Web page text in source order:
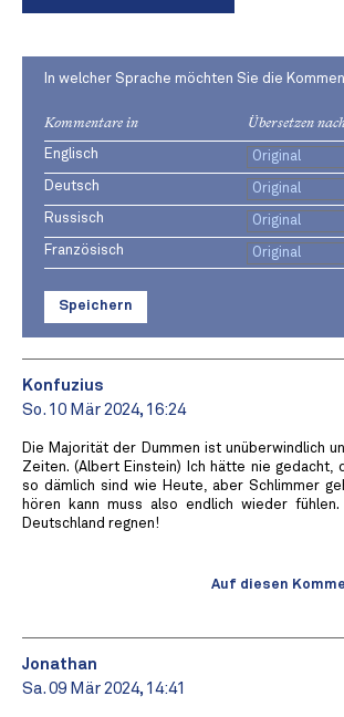
In welcher Sprache möchten Sie die
Kommentare in Übersetzen nach
Englisch
Deutsch
Russisch
Französisch
Speichern
Konfuzius
So. 10 Mär 2024, 16:24
Die Majorität der Dummen ist unüberwindlich
Zeiten. (Albert Einstein) Ich hätte nie gedacht,
so dämlich sind wie Heute, aber Schlimmer
hören kann muss also endlich wieder
Deutschland regnen!
Auf diesen
Jonathan
Sa. 09 Mär 2024, 14:41